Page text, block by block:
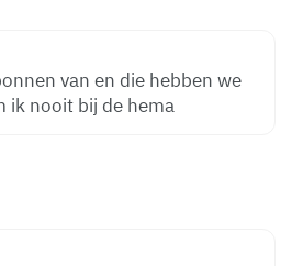
van en die hebben we
ik nooit bij de hema